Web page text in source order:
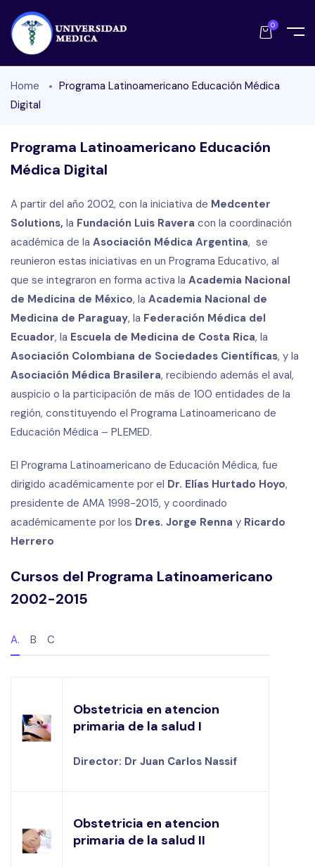
0
Home
Programa Latinoamericano Educación Médica
Digital
Programa Latinoamericano Educación
Médica Digital
A partir del año 2002, con la iniciativa de Medcenter
Solutions, la Fundación Luis Ravera con la coordinación
académica de la Asociación Médica Argentina, se
reunieron estas iniciativas en un Programa Educativo, al
que se integraron en forma activa la Academia Nacional
de Medicina de México, la Academia Nacional de
Medicina de Paraguay, la Federación Médica del
Ecuador, la Escuela de Medicina de Costa Rica, la
Asociación Colombiana de Sociedades Científicas, y la
Asociación Médica Brasilera, recibiendo además el aval,
auspicio o la participación de más de 100 entidades de la
región, constituyendo el Programa Latinoamericano de
Educación Médica – PLEMED.
El Programa Latinoamericano de Educación Médica, fue
dirigido académicamente por el Dr. Elías Hurtado Hoyo,
presidente de AMA 1998-2015, y coordinado
académicamente por los Dres. Jorge Renna y Ricardo
Herrero
Cursos del Programa Latinoamericano
2002-2015
A. B C
Obstetricia en atencion
primaria de la salud I
Director: Dr Juan Carlos Nassif
Obstetricia en atencion
primaria de la salud II